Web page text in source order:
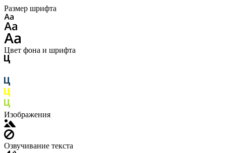
Размер шрифта
Цвет фона и шрифта
Изображения
Озвучивание текста